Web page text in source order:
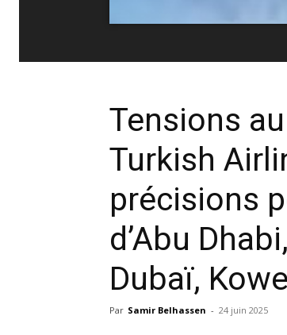
Tensions
Turkish
précisions
d’Abu
Dubaï,
Par Samir Belhassen - 24 juin 2025